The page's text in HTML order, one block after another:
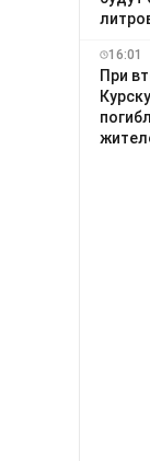
16:01
При